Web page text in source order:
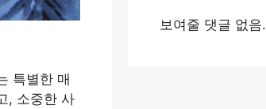
특별한 매
, 소중한 사
보여줄 댓글 없음.